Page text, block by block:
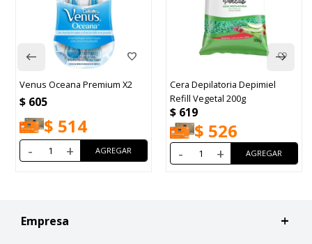
Venus Oceana Premium X2
$ 605
$ 514
- +
Cera Depilatoria Depimiel
Refill Vegetal 200g
$ 619
$ 526
- +
Empresa